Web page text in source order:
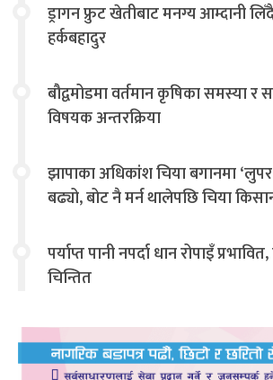
ड्रागन फ्रुट खेतीबाट मनग्य आम्दानी
हर्कबहादुर
बौद्वमोडमा वर्तमान कृषिका समस्या र समाधान
विषयक अन्तरक्रिया
झापाका अधिकांश चिया बगानमा
बढ्यो, बोट नै मर्न थालेपछि चिया
पर्याप्त पानी नपर्दा धान रोपाइँ
चिन्तित